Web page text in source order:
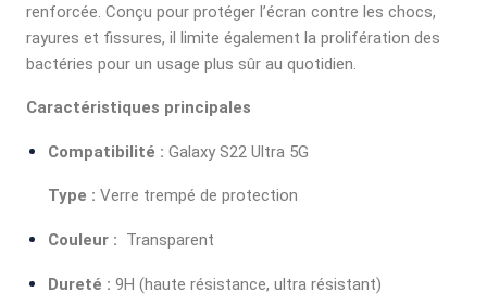
renforcée. Conçu pour protéger l’écran contre les chocs,
rayures et fissures, il limite également la prolifération des
bactéries pour un usage plus sûr au quotidien.
Caractéristiques principales
Compatibilité : Galaxy S22 Ultra 5G
Type : Verre trempé de protection
Couleur : Transparent
Dureté : 9H (haute résistance, ultra résistant)